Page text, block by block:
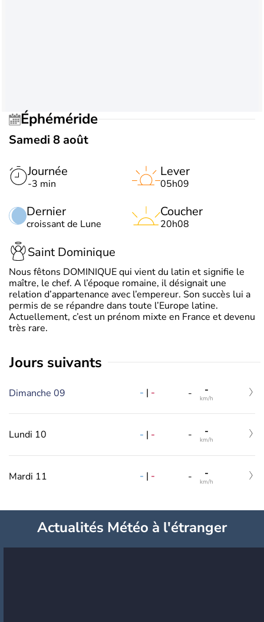
Éphéméride
Samedi 8 août
Journée
-3 min
Dernier
croissant de Lune
Lever
05h09
Coucher
20h08
Saint Dominique
Nous fêtons DOMINIQUE qui vient du latin et signifie le
maître, le chef. A l’époque romaine, il désignait une
relation d’appartenance avec l’empereur. Son succès lui a
permis de se répandre dans toute l’Europe latine.
Actuellement, c’est un prénom mixte en France et devenu
très rare.
jours suivants
Dimanche 09 - | - - -
km/h
Lundi 10 - | - - -
km/h
Mardi 11 - | - - -
km/h
Actualités Météo à l'étranger